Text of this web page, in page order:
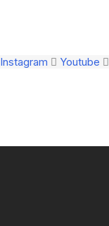
Instagram Youtube